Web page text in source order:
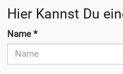
Hier Kannst Du
Name*